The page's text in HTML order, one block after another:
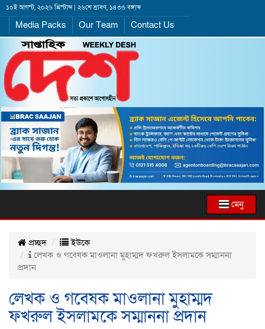
১০ই আগস্ট, ২০২৬ খ্রিস্টাব্দ | ২৬শে শ্রাবণ, ১৪৩৩ বঙ্গাব্দ
Media Packs Our Team Contact Us
মেনু
প্রচ্ছদ
ইউকে
লেখক ও গবেষক মাওলানা মুহাম্মদ ফখরুল ইসলামকে সম্মাননা
প্রদান
লেখক ও গবেষক মাওলানা মুহাম্মদ
ফখরুল ইসলামকে সম্মাননা প্রদান